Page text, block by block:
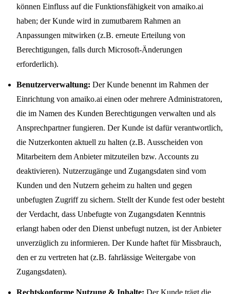
können Einfluss auf die Funktionsfähigkeit von amaiko.ai
haben; der Kunde wird in zumutbarem Rahmen an
Anpassungen mitwirken (z.B. erneute Erteilung von
Berechtigungen, falls durch Microsoft-Änderungen
erforderlich).
Benutzerverwaltung: Der Kunde benennt im Rahmen der
Einrichtung von amaiko.ai einen oder mehrere Administratoren,
die im Namen des Kunden Berechtigungen verwalten und als
Ansprechpartner fungieren. Der Kunde ist dafür verantwortlich,
die Nutzerkonten aktuell zu halten (z.B. Ausscheiden von
Mitarbeitern dem Anbieter mitzuteilen bzw. Accounts zu
deaktivieren). Nutzerzugänge und Zugangsdaten sind vom
Kunden und den Nutzern geheim zu halten und gegen
unbefugten Zugriff zu sichern. Stellt der Kunde fest oder besteht
der Verdacht, dass Unbefugte von Zugangsdaten Kenntnis
erlangt haben oder den Dienst unbefugt nutzen, ist der Anbieter
unverzüglich zu informieren. Der Kunde haftet für Missbrauch,
den er zu vertreten hat (z.B. fahrlässige Weitergabe von
Zugangsdaten).
Rechtskonforme Nutzung & Inhalte: Der Kunde trägt die